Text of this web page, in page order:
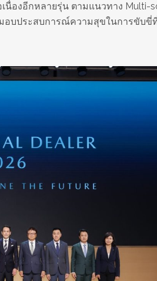
นื่องอีกหลายรุ่น ตามแนวทาง Multi-
อบประสบการณ์ความสุขในการขับขี่